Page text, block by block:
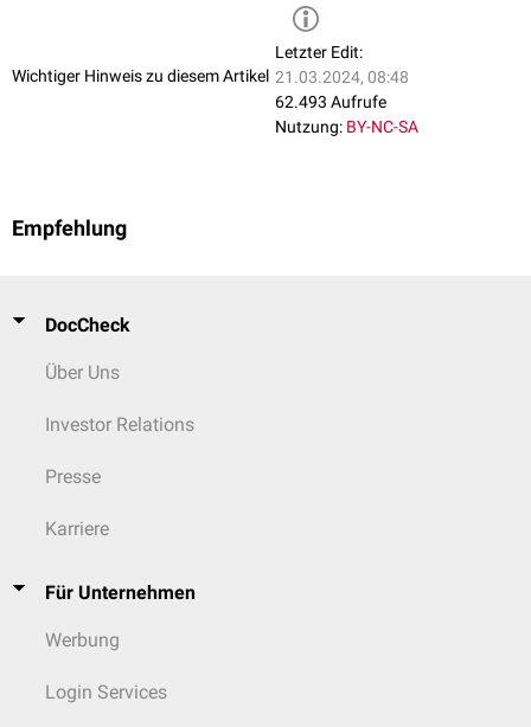
Wichtiger Hinweis zu diesem Artikel
Letzter Edit:
21.03.2024, 08:48
62.493 Aufrufe
Nutzung: BY-NC-SA
Empfehlung
DocCheck
Über Uns
Investor Relations
Presse
Karriere
Für Unternehmen
Werbung
Login Services